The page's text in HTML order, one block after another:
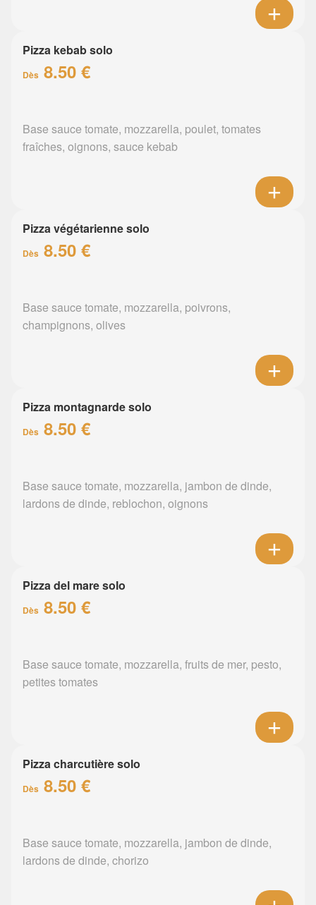
Pizza kebab solo
Dès 8.50 €
Base sauce tomate, mozzarella, poulet, tomates
fraîches, oignons, sauce kebab
Pizza végétarienne solo
Dès 8.50 €
Base sauce tomate, mozzarella, poivrons,
champignons, olives
Pizza montagnarde solo
Dès 8.50 €
Base sauce tomate, mozzarella, jambon de dinde,
lardons de dinde, reblochon, oignons
Pizza del mare solo
Dès 8.50 €
Base sauce tomate, mozzarella, fruits de mer, pesto,
petites tomates
Pizza charcutière solo
Dès 8.50 €
Base sauce tomate, mozzarella, jambon de dinde,
lardons de dinde, chorizo